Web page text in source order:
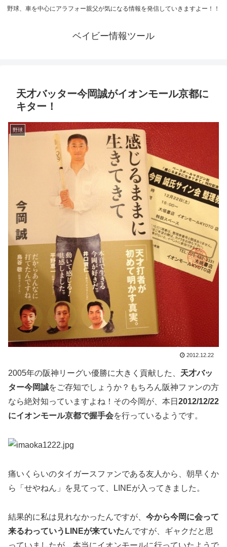
野球、車を中心にアラフォー親父が気になる情報を発信していきますよー！！
ベイビー情報ツール
天才バッター今岡誠がイオンモール京都に
キター！
野球
2012.12.22
2005年の阪神リーグい優勝に大きく貢献した、 天才バッ
ター今岡誠をご存知でしょうか？もちろん阪神ファンの方
なら絶対知っていますよね！その今岡が、本日 2012/12/22
にイオンモール京都で握手会を行っているようです。
痛いくらいのタイガースファンである友人から、朝早くか
ら「せやねん」を見てって、LINEが入ってきました。
結果的に私は見れなかったんですが、 今から今岡に会って
来るわっていうLINEが来ていたんですが、ギャクだと思
っていましたが、本当にイオンモールに行っていたようで